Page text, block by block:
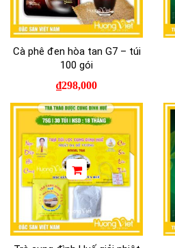
Cà phê đen hòa tan G7 – túi
100 gói
₫298,000